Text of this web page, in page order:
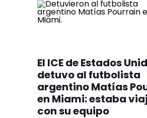
El ICE de Estados
detuvo al futbolista
argentino Matías
en Miami: estaba
con su equipo